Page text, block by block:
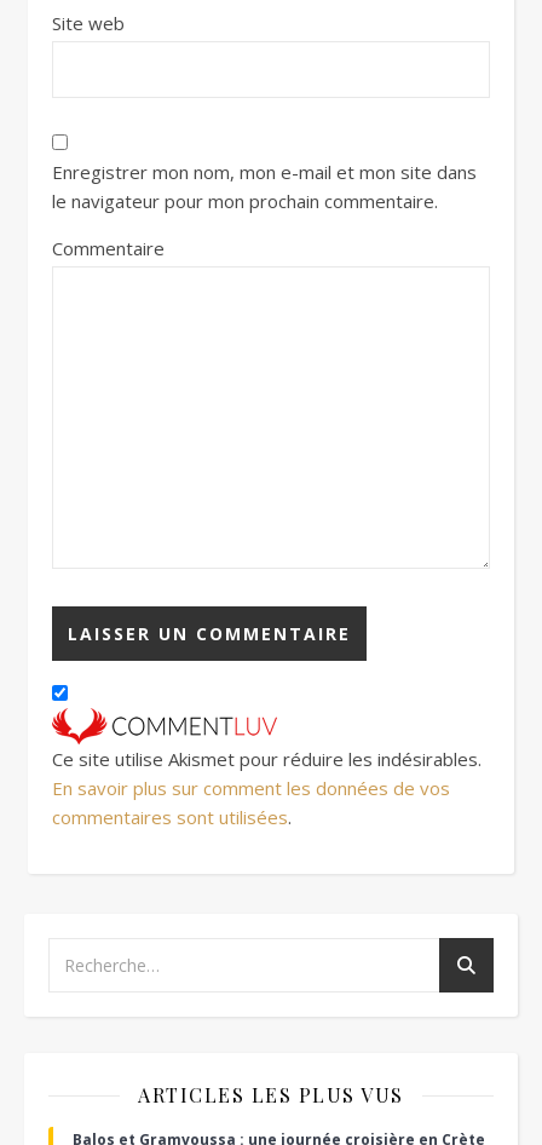
Site web
Enregistrer mon nom, mon e-mail et mon site dans
le navigateur pour mon prochain commentaire.
Commentaire
Ce site utilise Akismet pour réduire les indésirables.
En savoir plus sur comment les données de vos
commentaires sont utilisées.
ARTICLES LES PLUS VUS
Balos et Gramvoussa : une journée croisière en Crète